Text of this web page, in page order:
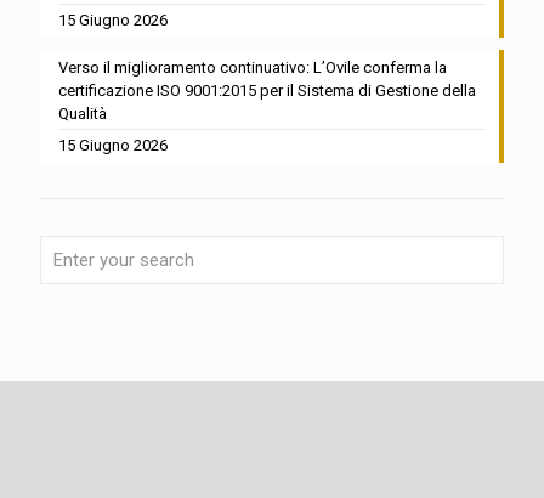
15 Giugno 2026
Verso il miglioramento continuativo: L’Ovile conferma la
certificazione ISO 9001:2015 per il Sistema di Gestione della
Qualità
15 Giugno 2026